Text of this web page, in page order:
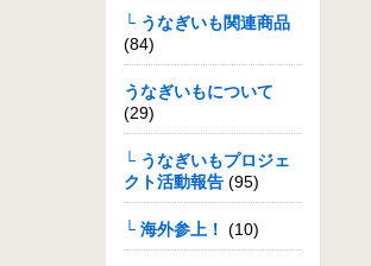
└ うなぎいも関連商品
(84)
うなぎいもについて
(29)
└ うなぎいもプロジェ
クト活動報告 (95)
└ 海外参上！ (10)